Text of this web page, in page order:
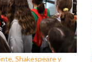
Shakespeare y